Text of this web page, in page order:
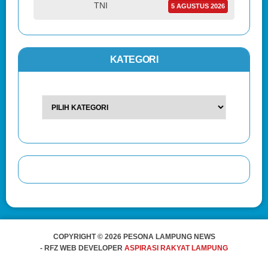
TNI
5 AGUSTUS 2026
KATEGORI
COPYRIGHT © 2026 PESONA LAMPUNG NEWS
- RFZ WEB DEVELOPER ASPIRASI RAKYAT LAMPUNG